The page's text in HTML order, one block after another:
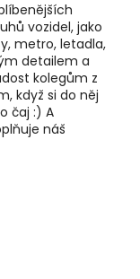
vozidel, jako
metro, letadla,
detailem a
kolegům z
když si do něj
čaj :) A
náš